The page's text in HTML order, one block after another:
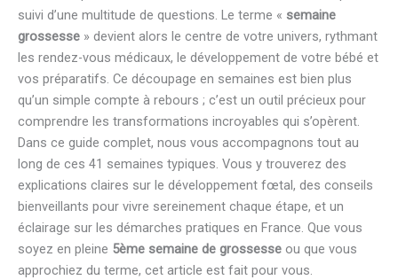
suivi d’une multitude de questions. Le terme « semaine
grossesse » devient alors le centre de votre univers, rythmant
les rendez-vous médicaux, le développement de votre bébé et
vos préparatifs. Ce découpage en semaines est bien plus
qu’un simple compte à rebours ; c’est un outil précieux pour
comprendre les transformations incroyables qui s’opèrent.
Dans ce guide complet, nous vous accompagnons tout au
long de ces 41 semaines typiques. Vous y trouverez des
explications claires sur le développement fœtal, des conseils
bienveillants pour vivre sereinement chaque étape, et un
éclairage sur les démarches pratiques en France. Que vous
soyez en pleine 5ème semaine de grossesse ou que vous
approchiez du terme, cet article est fait pour vous.